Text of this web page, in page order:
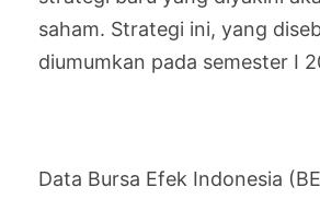
saham. Strategi ini, yang
diumumkan pada semester I
Data Bursa Efek Indonesia